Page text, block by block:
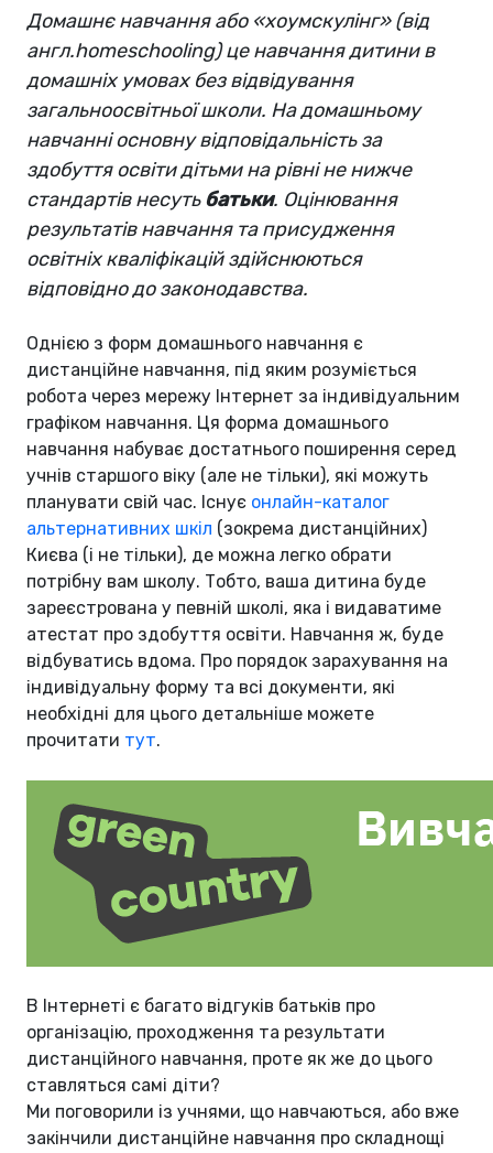
Домашнє навчання або «хоумскулінг» (від
англ.homeschooling) це навчання дитини в
домашніх умовах без відвідування
загальноосвітньої школи. На домашньому
навчанні основну відповідальність за
здобуття освіти дітьми на рівні не нижче
стандартів несутьбатьки. Оцінювання
результатів навчання та присудження
освітніх кваліфікацій здійснюються
відповідно до законодавства.
Однією з форм домашнього навчання є
дистанційне навчання, під яким розуміється
робота через мережу Інтернет за індивідуальним
графіком навчання. Ця форма домашнього
навчання набуває достатнього поширення серед
учнів старшого віку (але не тільки), які можуть
планувати свій час. Існує онлайн-каталог
альтернативних шкіл (зокрема дистанційних)
Києва (і не тільки), де можна легко обрати
потрібну вам школу. Тобто, ваша дитина буде
зареєстрована у певній школі, яка і видаватиме
атестат про здобуття освіти. Навчання ж, буде
відбуватись вдома. Про порядок зарахування на
індивідуальну форму та всі документи, які
необхідні для цього детальніше можете
прочитати тут.
В Інтернеті є багато відгуків батьків про
організацію, проходження та результати
дистанційного навчання, проте як же до цього
ставляться самі діти?
Ми поговорили із учнями, що навчаються, або вже
закінчили дистанційне навчання про складнощі